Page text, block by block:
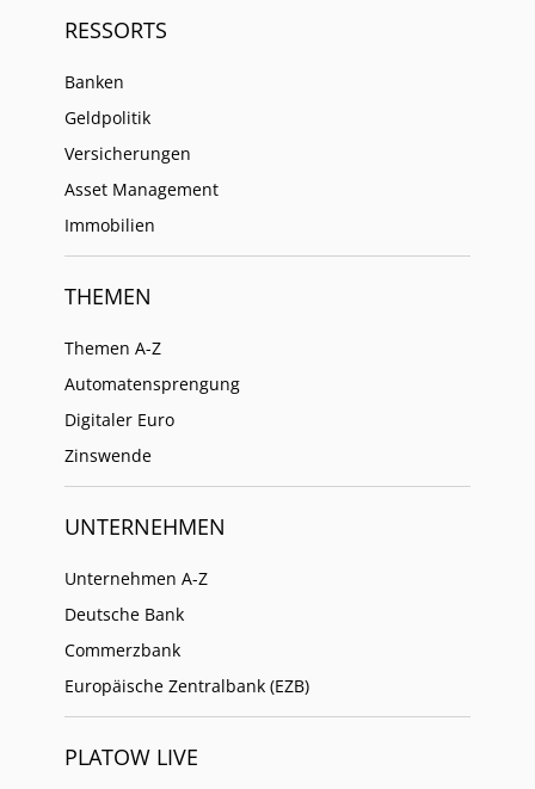
RESSORTS
Banken
Geldpolitik
Versicherungen
Asset Management
Immobilien
THEMEN
Themen A-Z
Automatensprengung
Digitaler Euro
Zinswende
UNTERNEHMEN
Unternehmen A-Z
Deutsche Bank
Commerzbank
Europäische Zentralbank (EZB)
PLATOW LIVE